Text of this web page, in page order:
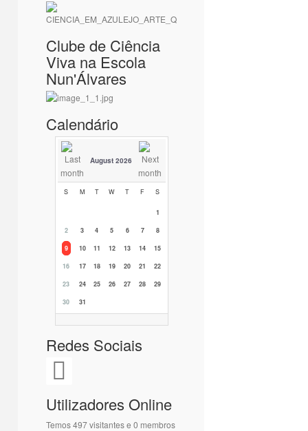
Clube de Ciência
Viva na Escola
Nun'Álvares
Calendário
August 2026
S M T W T F S
1
2
3 4 5 6 7
8
9
10 11 12 13 14
15
16
17 18 19 20 21
22
23
24 25 26 27 28
29
30
31
Redes Sociais
Utilizadores Online
Temos 497 visitantes e 0 membros